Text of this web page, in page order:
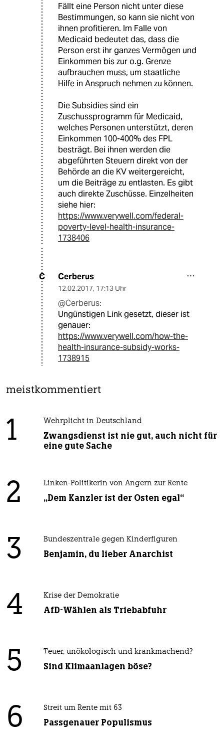
Fällt eine Person nicht unter diese
Bestimmungen, so kann sie nicht von
ihnen profitieren. Im Falle von
Medicaid bedeutet das, dass die
Person erst ihr ganzes Vermögen und
Einkommen bis zur o.g. Grenze
aufbrauchen muss, um staatliche
Hilfe in Anspruch nehmen zu können.
Die Subsidies sind ein
Zuschussprogramm für Medicaid,
welches Personen unterstützt, deren
Einkommen 100-400% des FPL
besträgt. Bei ihnen werden die
abgeführten Steuern direkt von der
Behörde an die KV weitergereicht,
um die Beiträge zu entlasten. Es gibt
auch direkte Zuschüsse. Einzelheiten
siehe hier:
https://www.verywell.com/federal-
poverty-level-health-insurance-
1738406
C Cerberus
12.02.2017, 17:13 Uhr
@Cerberus:
Ungünstigen Link gesetzt, dieser ist
genauer:
https://www.verywell.com/how-the-
health-insurance-subsidy-works-
1738915
meistkommentiert
1 Wehrplicht in Deutschland
Zwangsdienst ist nie gut, auch nicht für
eine gute Sache
2 Linken-Politikerin von Angern zur Rente
„Dem Kanzler ist der Osten egal“
3 Bundeszentrale gegen Kinderfiguren
Benjamin, du lieber Anarchist
4 Krise der Demokratie
AfD-Wählen als Triebabfuhr
5 Teuer, unökologisch und krankmachend?
Sind Klimaanlagen böse?
6 Streit um Rente mit 63
Passgenauer Populismus